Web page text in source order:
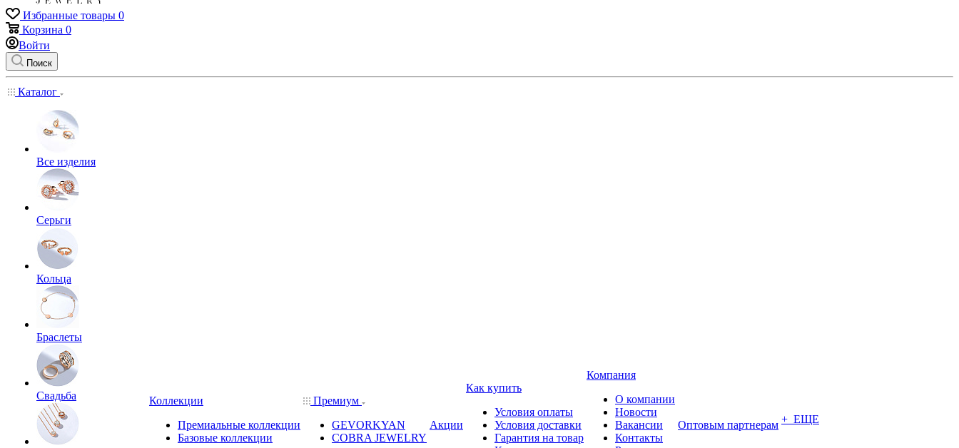
Избранные товары 0
Корзина 0
Войти
Поиск
Каталог
Все изделия
Серьги
Кольца
Браслеты
Свадьба
Коллекции
Премиальные коллекции
Базовые коллекции
Премиум
GEVORKYAN
COBRA JEWELRY
Акции
Как купить
Условия оплаты
Условия доставки
Гарантия на товар
Компания
О компании
Новости
Вакансии
Контакты
Оптовым партнерам + ЕЩЕ